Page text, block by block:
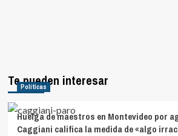
Te pueden interesar
Políticas
Huelga de maestros en Montevideo por
Caggiani califica la medida de «algo